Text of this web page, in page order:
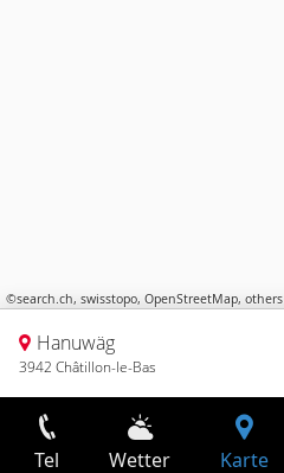
©search.ch, swisstopo, OpenStreetMap, others
Hanuwäg
3942 Châtillon-le-Bas
Tel Wetter Karte